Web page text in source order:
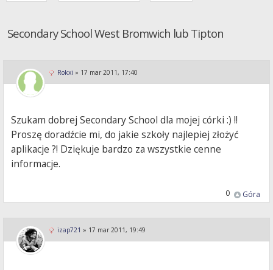
Secondary School West Bromwich lub Tipton
Rokxi » 17 mar 2011, 17:40
Szukam dobrej Secondary School dla mojej córki :) !!
Proszę doradźcie mi, do jakie szkoły najlepiej złożyć
aplikacje ?! Dziękuje bardzo za wszystkie cenne
informacje.
Góra
0
izap721 » 17 mar 2011, 19:49